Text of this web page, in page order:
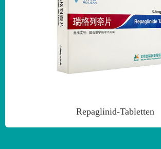
Repaglinid-Tabletten